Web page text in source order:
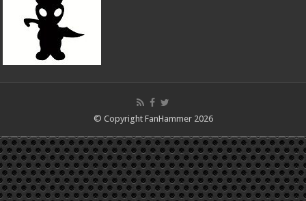
© Copyright FanHammer 2026